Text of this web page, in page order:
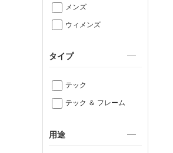
メンズ
ウィメンズ
タイプ
テック
テック ＆ フレーム
用途